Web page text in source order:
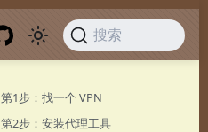
搜索
第1步：找一个 VPN
第2步：安装代理工具